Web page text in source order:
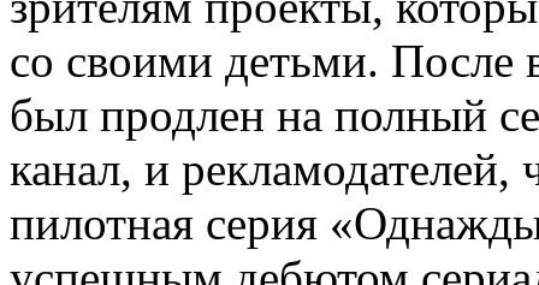
со своими детьми. После
был продлен на полный
канал, и рекламодателей,
пилотная серия